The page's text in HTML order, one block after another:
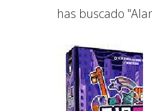
has buscado